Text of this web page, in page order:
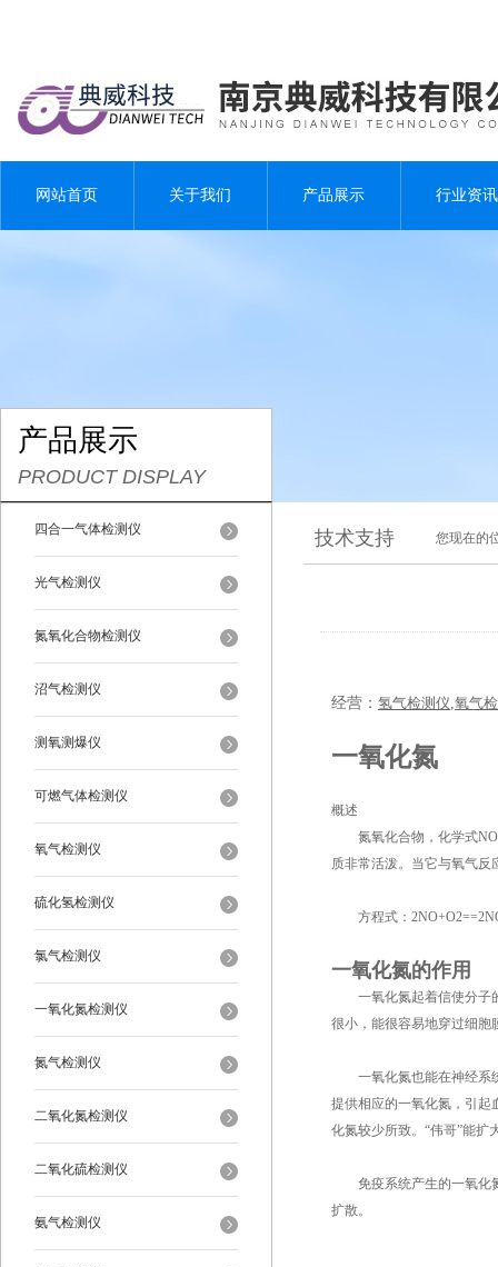
网站首页 关于我们 产品展示 行业资讯
产品展示
PRODUCT DISPLAY
四合一气体检测仪
光气检测仪
氮氧化合物检测仪
沼气检测仪
测氧测爆仪
可燃气体检测仪
氧气检测仪
硫化氢检测仪
氯气检测仪
一氧化氮检测仪
氮气检测仪
二氧化氮检测仪
二氧化硫检测仪
氨气检测仪
技术支持 您现在的
经营： 氢气检测仪,氧气
一氧化氮
概述
氮氧化合物，化学式NO
质非常活泼。当它与氧气
方程式：
一氧化氮的作用
一氧化氮起着信使分子的
很小，能很容易地穿过细胞
一氧化氮也能在神经系统
提供相应的一氧化氮，引起
化氮较少所致。“伟哥”能扩
免疫系统产生的一氧化氮
扩散。